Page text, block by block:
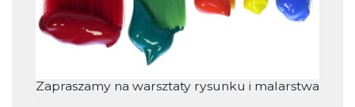
Zapraszamy na warsztaty rysunku i malarstwa